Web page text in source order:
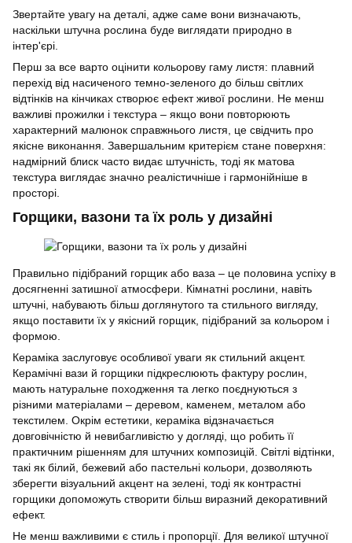
Звертайте увагу на деталі, адже саме вони визначають,
наскільки штучна рослина буде виглядати природно в
інтер'єрі.
Перш за все варто оцінити кольорову гаму листя: плавний
перехід від насиченого темно-зеленого до більш світлих
відтінків на кінчиках створює ефект живої рослини. Не менш
важливі прожилки і текстура – якщо вони повторюють
характерний малюнок справжнього листя, це свідчить про
якісне виконання. Завершальним критерієм стане поверхня:
надмірний блиск часто видає штучність, тоді як матова
текстура виглядає значно реалістичніше і гармонійніше в
просторі.
Горщики, вазони та їх роль у дизайні
Правильно підібраний горщик або ваза – це половина успіху в
досягненні затишної атмосфери. Кімнатні рослини, навіть
штучні, набувають більш доглянутого та стильного вигляду,
якщо поставити їх у якісний горщик, підібраний за кольором і
формою.
Кераміка заслуговує особливої уваги як стильний акцент.
Керамічні вази й горщики підкреслюють фактуру рослин,
мають натуральне походження та легко поєднуються з
різними матеріалами – деревом, каменем, металом або
текстилем. Окрім естетики, кераміка відзначається
довговічністю й невибагливістю у догляді, що робить її
практичним рішенням для штучних композицій. Світлі відтінки,
такі як білий, бежевий або пастельні кольори, дозволяють
зберегти візуальний акцент на зелені, тоді як контрастні
горщики допоможуть створити більш виразний декоративний
ефект.
Не менш важливими є стиль і пропорції. Для великої штучної